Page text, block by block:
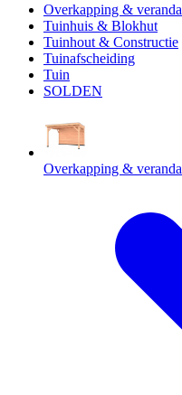
Overkapping & veranda
Tuinhuis & Blokhut
Tuinhout & Constructie
Tuinafscheiding
Tuin
SOLDEN
Overkapping & veranda